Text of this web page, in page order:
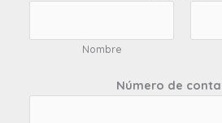
Nombre
Número de